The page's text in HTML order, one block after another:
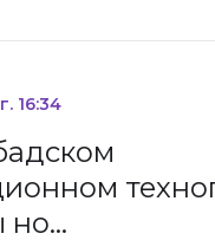
16:34
но…